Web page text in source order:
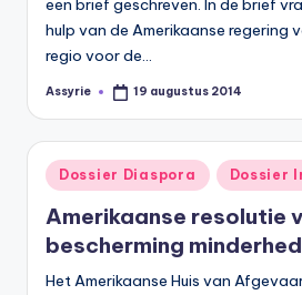
een brief geschreven. In de brief
hulp van de Amerikaanse regering
regio voor de…
Geplaatst
Assyrie 19 augustus 2014
Geplaatst
in
Dossier Diaspora Dossier
Amerikaanse resolutie
bescherming
Het Amerikaanse Huis van